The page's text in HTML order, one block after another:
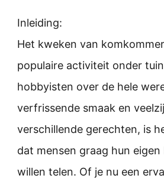
Inleiding:
Het kweken van
populaire activiteit onder
hobbyisten over de hele
verfrissende smaak en
verschillende gerechten, is
dat mensen graag hun
willen telen. Of je nu een